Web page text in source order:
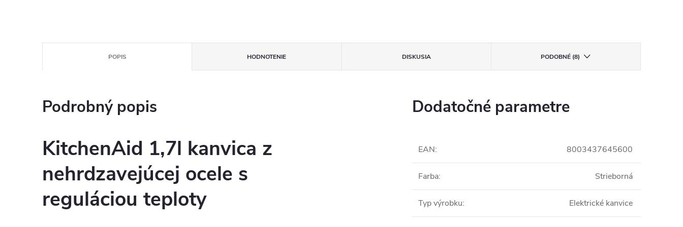
POPIS HODNOTENIE DISKUSIA PODOBNÉ (8)
Podrobný popis
KitchenAid 1,7l kanvica z
nehrdzavejúcej ocele s
reguláciou teploty
Dodatočné parametre
EAN: 8003437645600
Farba: Strieborná
Typ výrobku: Elektrické kanvice